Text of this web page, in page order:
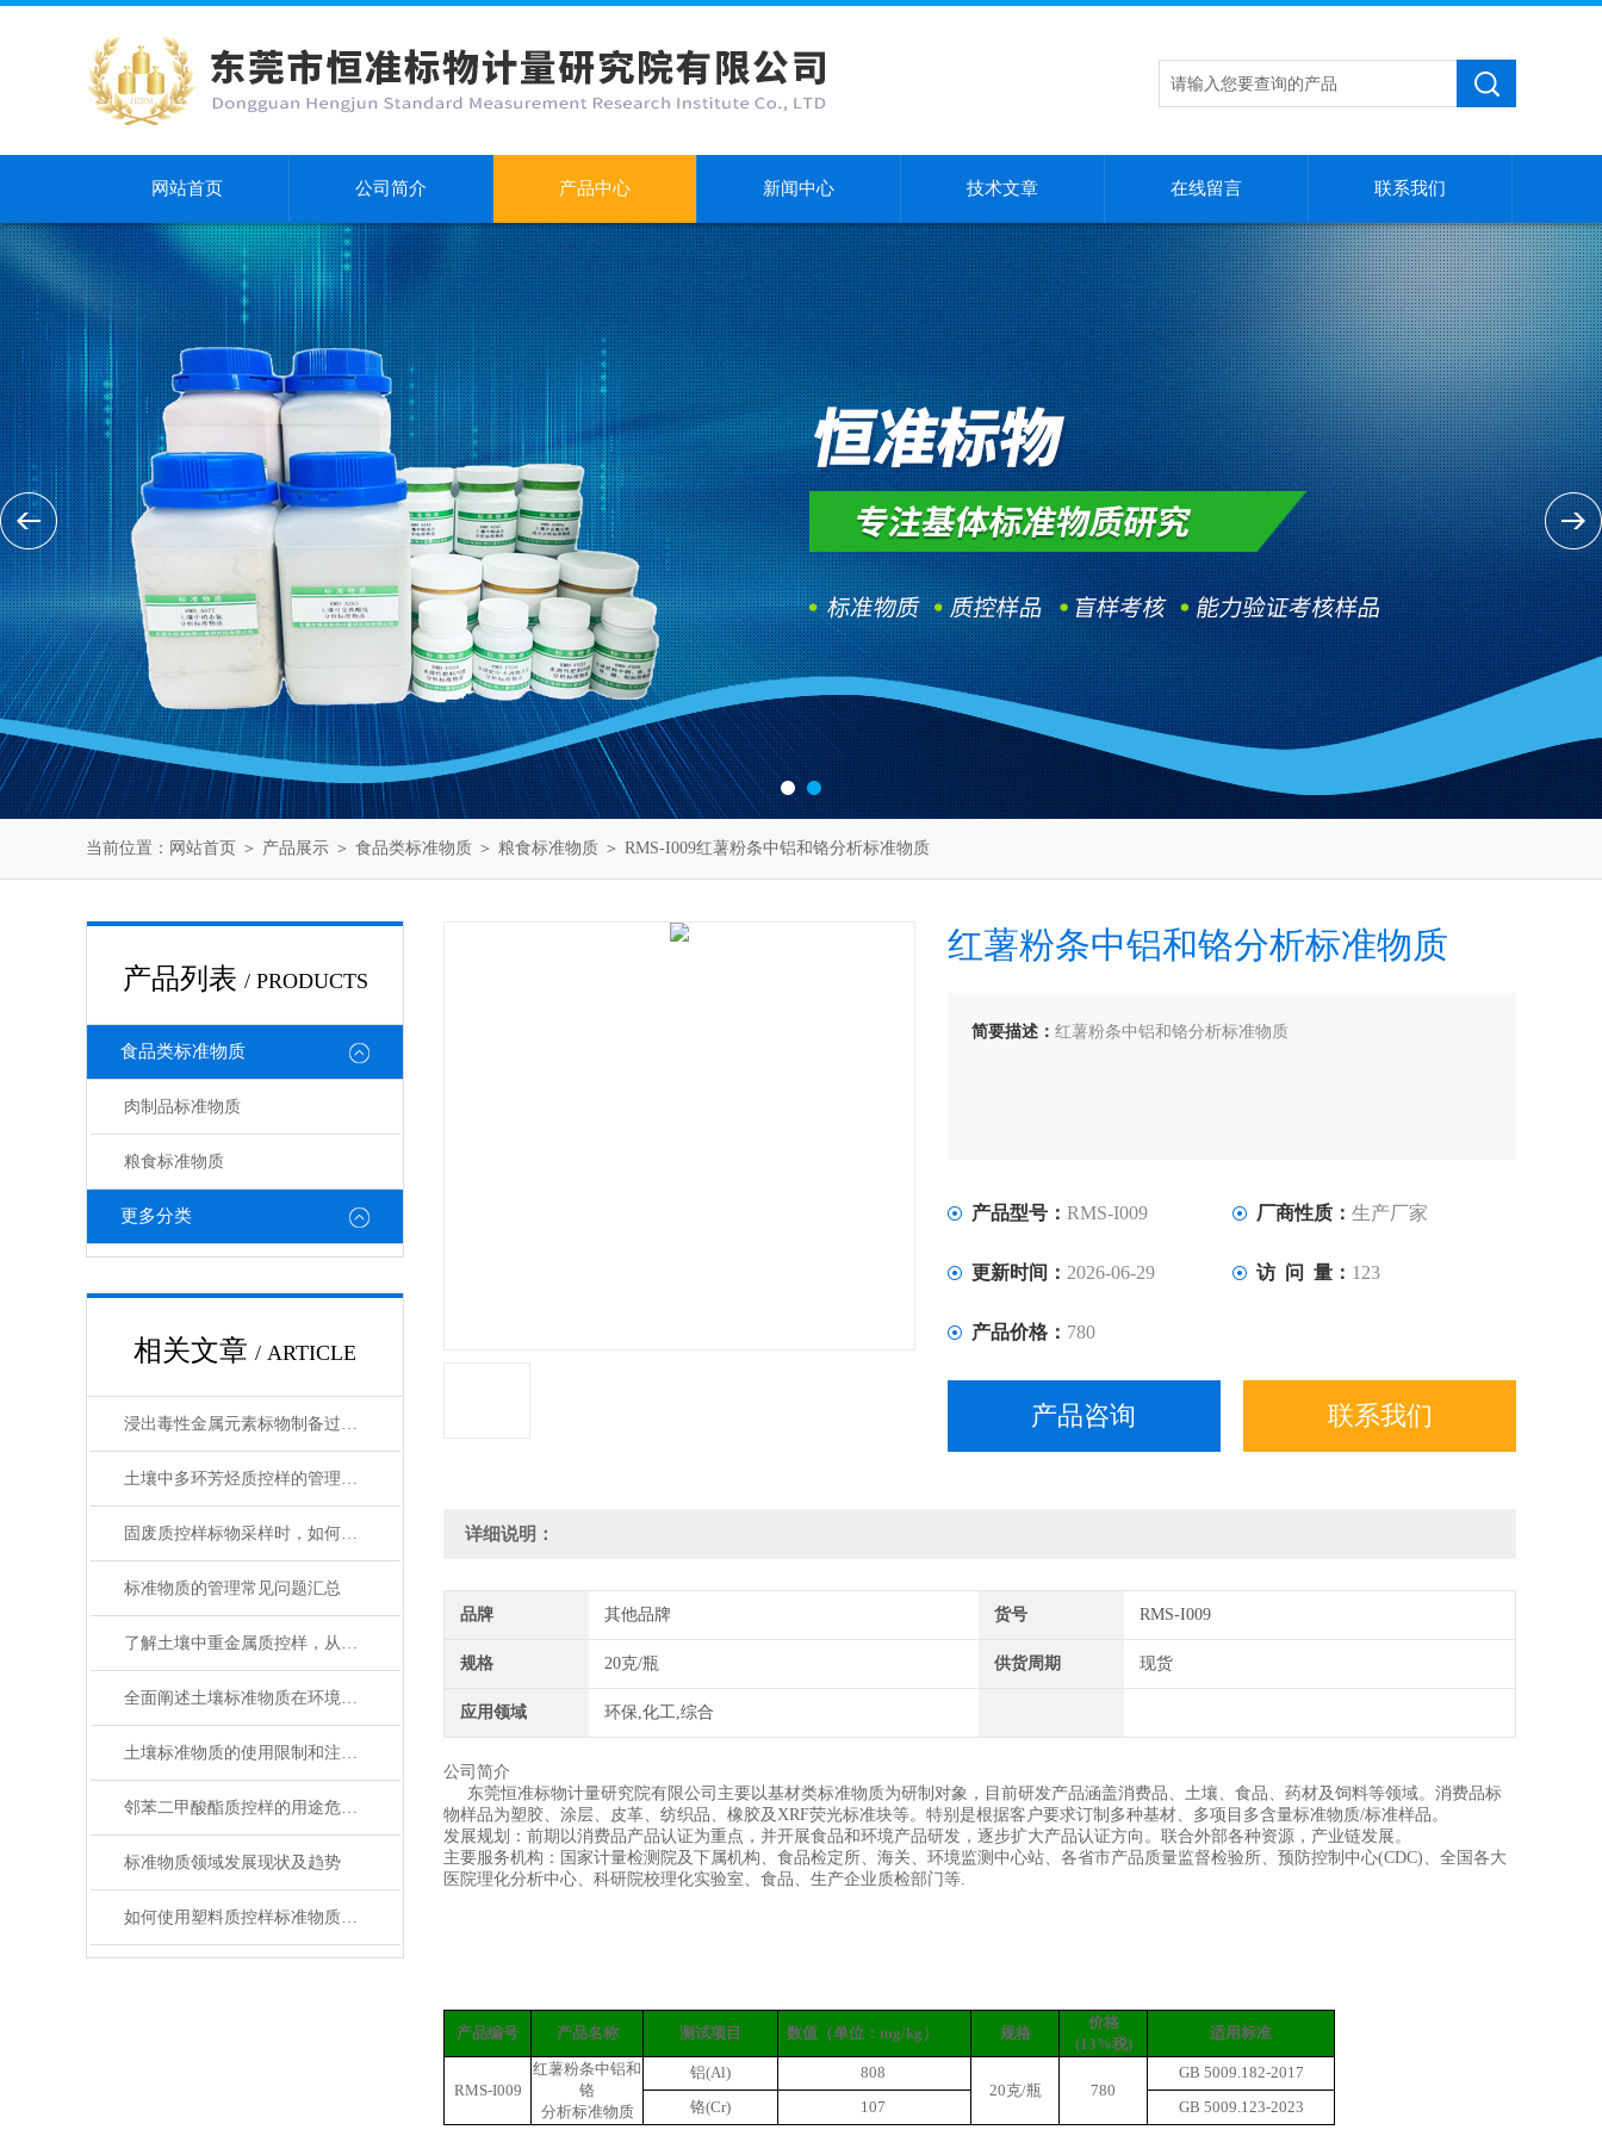
网站首页 公司简介 产品中心 新闻中心 技术文章 在线留言 联系我们
当前位置： 网站首页 ＞ 产品展示 ＞ 食品类标准物质 ＞ 粮食标准物质 ＞ RMS-I009红薯粉条中铝和铬分析标准物质
产品列表 / PRODUCTS
食品类标准物质
肉制品标准物质
粮食标准物质
更多分类
相关文章 / ARTICLE
浸出毒性金属元素标物制备过程中的质量控制分析
土壤中多环芳烃质控样的管理策略
固废质控样标物采样时，如何避免错误
标准物质的管理常见问题汇总
了解土壤中重金属质控样，从这里开始！
全面阐述土壤标准物质在环境分析与农业检测中的工作原理与使用维护指南
土壤标准物质的使用限制和注意事项
邻苯二甲酸酯质控样的用途危害及管控要求
标准物质领域发展现状及趋势
如何使用塑料质控样标准物质提高电子行业中产品质量
红薯粉条中铝和铬分析标准物质
简要描述： 红薯粉条中铝和铬分析标准物质
产品型号： RMS-I009 厂商性质： 生产厂家
更新时间： 2026-06-29 访 问 量： 123
产品价格： 780
产品咨询 联系我们
详细说明：
品牌 其他品牌 货号 RMS-I009
规格 20克/瓶 供货周期 现货
应用领域 环保,化工,综合
公司简介
东莞恒准标物计量研究院有限公司主要以基材类标准物质为研制对象，目前研发产品涵盖消费品、土壤、食品、药材及饲料等领域。消费品标
物样品为塑胶、涂层、皮革、纺织品、橡胶及XRF荧光标准块等。特别是根据客户要求订制多种基材、多项目多含量标准物质/标准样品。
发展规划：前期以消费品产品认证为重点，并开展食品和环境产品研发，逐步扩大产品认证方向。联合外部各种资源，产业链发展。
主要服务机构：国家计量检测院及下属机构、食品检定所、海关、环境监测中心站、各省市产品质量监督检验所、预防控制中心(CDC)、全国各大
医院理化分析中心、科研院校理化实验室、食品、生产企业质检部门等.
产品编号 产品名称 测试项目 数值（单位：mg/kg） 规格
价格
(13%税)
适用标准
RMS-I009
红薯粉条中铝和
铬
分析标准物质
铝(Al)
808
20克/瓶
780
GB 5009.182-2017
铬(Cr) 107 GB 5009.123-2023